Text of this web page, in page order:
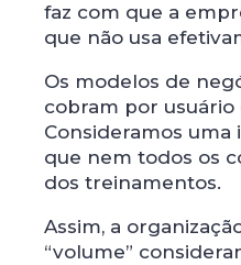
faz com que a
que não usa
Os modelos de
cobram por usuário
Consideramos uma
que nem todos os
dos treinamentos.
Assim, a
“volume”